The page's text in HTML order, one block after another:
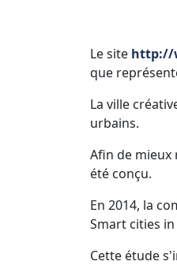
Le site http://
que
La ville
urbains.
Afin de
été conçu.
En 2014, la
Smart cities in
Cette étude